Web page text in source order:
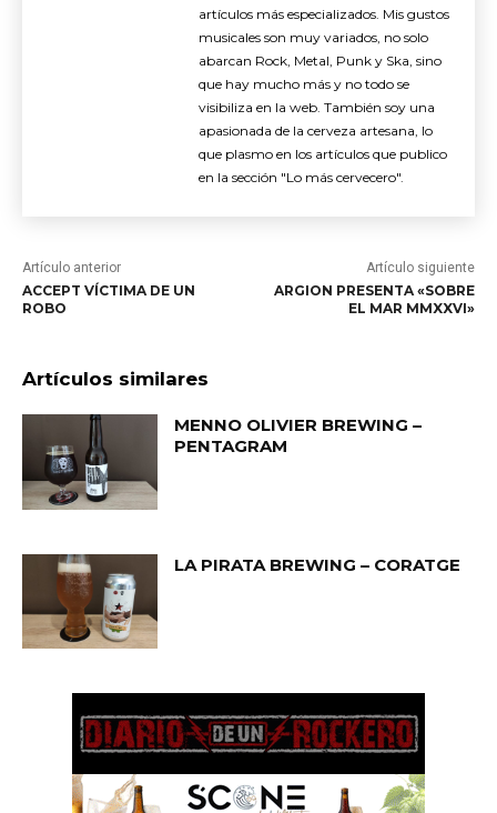
artículos más especializados. Mis gustos
musicales son muy variados, no solo
abarcan Rock, Metal, Punk y Ska, sino
que hay mucho más y no todo se
visibiliza en la web. También soy una
apasionada de la cerveza artesana, lo
que plasmo en los artículos que publico
en la sección "Lo más cervecero".
Artículo anterior
ACCEPT VÍCTIMA DE UN
ROBO
Artículo siguiente
ARGION PRESENTA «SOBRE
EL MAR MMXXVI»
Artículos similares
MENNO OLIVIER BREWING –
PENTAGRAM
LA PIRATA BREWING – CORATGE